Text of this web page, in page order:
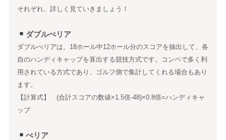
それぞれ、詳しく見ていきましょう！
ダブルぺリア
ダブルぺリアは、18ホール中12ホール分のスコアを抽出して、各
自のハンディキャップを算出する競技方式です。コンペで多く利
用されている方式であり、ゴルフ側で集計してくれる場合もあり
ます。
【計算式】 (合計スコアの数値×1.5倍-48)×0.8倍=ハンディキャ
ップ
ぺリア